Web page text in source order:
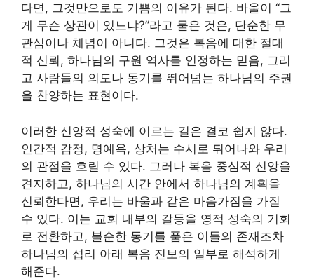
다면, 그것만으로도 기쁨의 이유가 된다. 바울이 “그
게 무슨 상관이 있느냐?”라고 물은 것은, 단순한 무
관심이나 체념이 아니다. 그것은 복음에 대한 절대
적 신뢰, 하나님의 구원 역사를 인정하는 믿음, 그리
고 사람들의 의도나 동기를 뛰어넘는 하나님의 주권
을 찬양하는 표현이다.
이러한 신앙적 성숙에 이르는 길은 결코 쉽지 않다.
인간적 감정, 명예욕, 상처는 수시로 튀어나와 우리
의 관점을 흐릴 수 있다. 그러나 복음 중심적 신앙을
견지하고, 하나님의 시간 안에서 하나님의 계획을
신뢰한다면, 우리는 바울과 같은 마음가짐을 가질
수 있다. 이는 교회 내부의 갈등을 영적 성숙의 기회
로 전환하고, 불순한 동기를 품은 이들의 존재조차
하나님의 섭리 아래 복음 진보의 일부로 해석하게
해준다.